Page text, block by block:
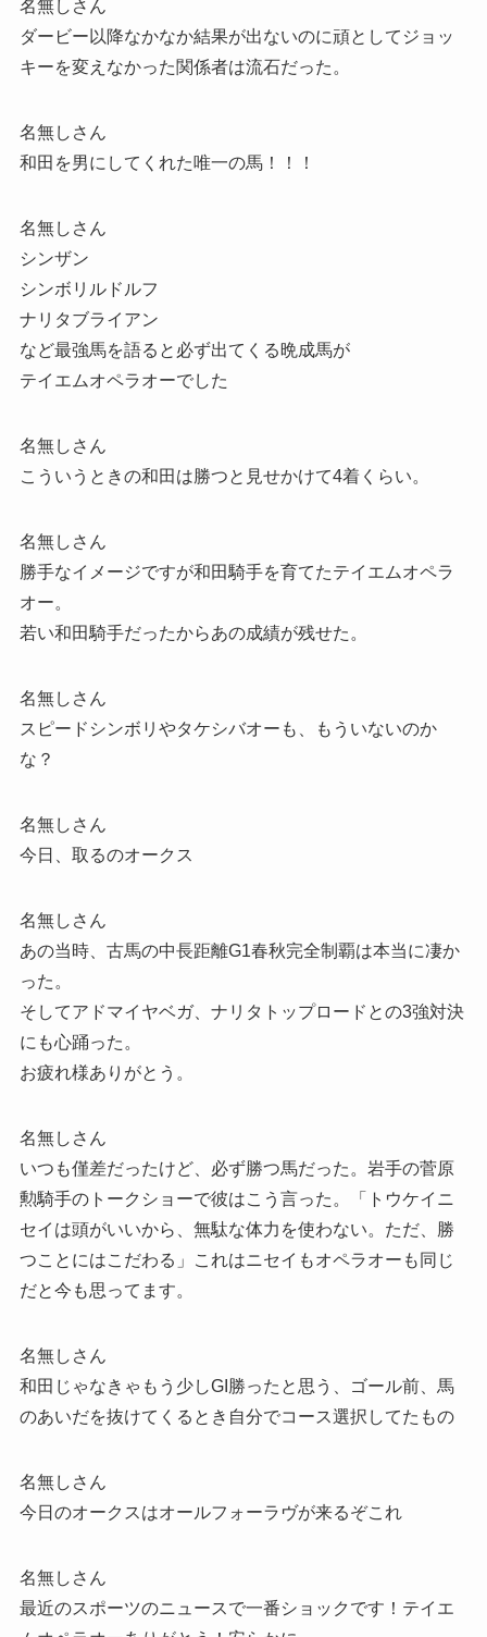
名無しさん
ダービー以降なかなか結果が出ないのに頑としてジョッ
キーを変えなかった関係者は流石だった。
名無しさん
和田を男にしてくれた唯一の馬！！！
名無しさん
シンザン
シンボリルドルフ
ナリタブライアン
など最強馬を語ると必ず出てくる晩成馬が
テイエムオペラオーでした
名無しさん
こういうときの和田は勝つと見せかけて4着くらい。
名無しさん
勝手なイメージですが和田騎手を育てたテイエムオペラ
オー。
若い和田騎手だったからあの成績が残せた。
名無しさん
スピードシンボリやタケシバオーも、もういないのか
な？
名無しさん
今日、取るのオークス
名無しさん
あの当時、古馬の中長距離G1春秋完全制覇は本当に凄か
った。
そしてアドマイヤベガ、ナリタトップロードとの3強対決
にも心踊った。
お疲れ様ありがとう。
名無しさん
いつも僅差だったけど、必ず勝つ馬だった。岩手の菅原
勲騎手のトークショーで彼はこう言った。「トウケイニ
セイは頭がいいから、無駄な体力を使わない。ただ、勝
つことにはこだわる」これはニセイもオペラオーも同じ
だと今も思ってます。
名無しさん
和田じゃなきゃもう少しGI勝ったと思う、ゴール前、馬
のあいだを抜けてくるとき自分でコース選択してたもの
名無しさん
今日のオークスはオールフォーラヴが来るぞこれ
名無しさん
最近のスポーツのニュースで一番ショックです！テイエ